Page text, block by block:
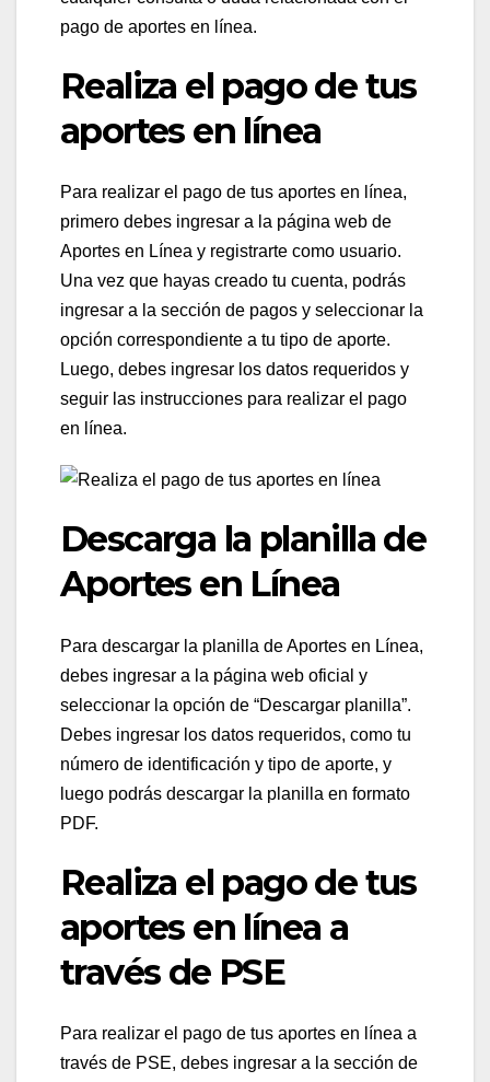
pago de aportes en línea.
Realiza el pago de tus
aportes en línea
Para realizar el pago de tus aportes en línea,
primero debes ingresar a la página web de
Aportes en Línea y registrarte como usuario.
Una vez que hayas creado tu cuenta, podrás
ingresar a la sección de pagos y seleccionar la
opción correspondiente a tu tipo de aporte.
Luego, debes ingresar los datos requeridos y
seguir las instrucciones para realizar el pago
en línea.
Descarga la planilla de
Aportes en Línea
Para descargar la planilla de Aportes en Línea,
debes ingresar a la página web oficial y
seleccionar la opción de “Descargar planilla”.
Debes ingresar los datos requeridos, como tu
número de identificación y tipo de aporte, y
luego podrás descargar la planilla en formato
PDF.
Realiza el pago de tus
aportes en línea a
través de PSE
Para realizar el pago de tus aportes en línea a
través de PSE, debes ingresar a la sección de